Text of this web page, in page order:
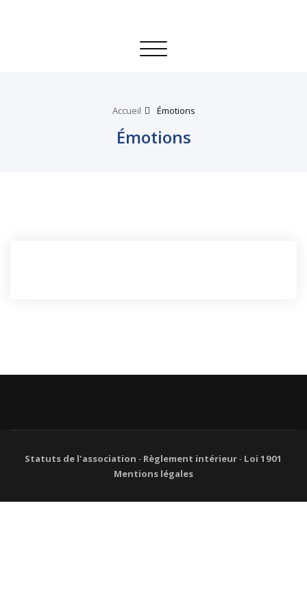
Toggle
Accueil Émotions
Émotions
Statuts de l'association - Règlement intérieur- Loi 1901
Mentions légales